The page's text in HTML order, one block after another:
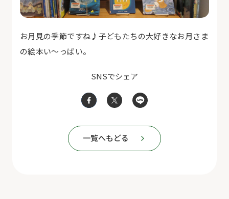
お月見の季節ですね♪子どもたちの大好きなお月さま
の絵本い～っぱい。
SNSでシェア
一覧へもどる